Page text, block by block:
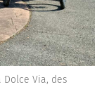
Via, des